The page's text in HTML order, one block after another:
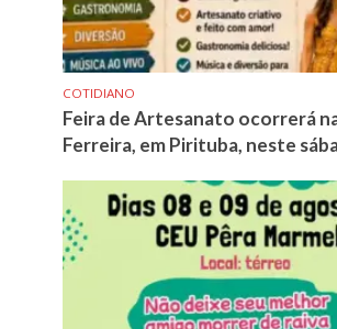
COTIDIANO
Feira de Artesanato ocorrerá
Ferreira, em Pirituba, neste